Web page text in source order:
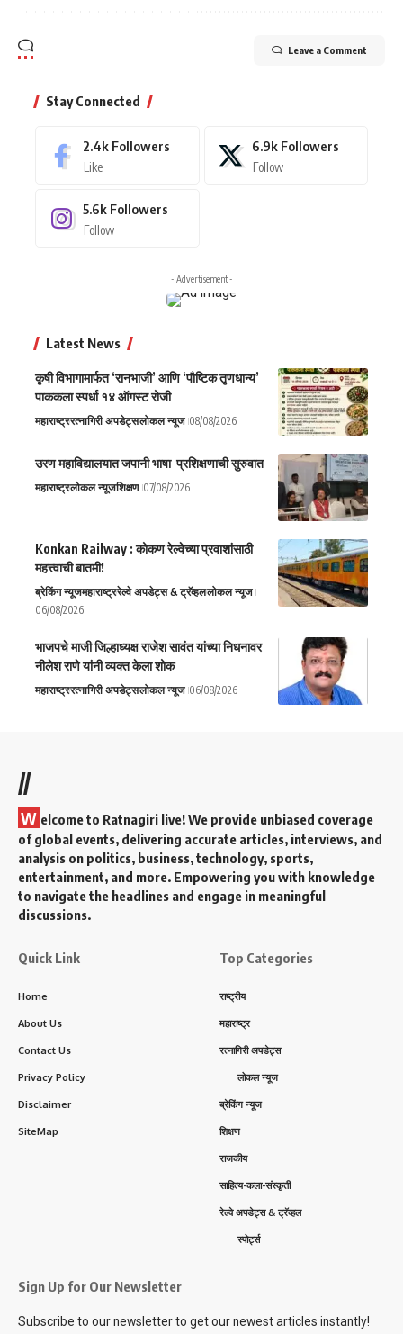
Leave a Comment
Stay Connected
2.4k Followers
Like
6.9k Followers
Follow
5.6k Followers
Follow
- Advertisement -
Latest News
कृषी विभागामार्फत ‘रानभाजी’ आणि ‘पौष्टिक तृणधान्य’
पाककला स्पर्धा १४ ऑगस्ट रोजी
महाराष्ट्ररत्नागिरी अपडेट्सलोकल न्यूज 08/08/2026
उरण महाविद्यालयात जपानी भाषा प्रशिक्षणाची सुरुवात
महाराष्ट्रलोकल न्यूजशिक्षण 07/08/2026
Konkan Railway : कोकण रेल्वेच्या प्रवाशांसाठी
महत्त्वाची बातमी!
ब्रेकिंग न्यूजमहाराष्ट्ररेल्वे अपडेट्स & ट्रॅव्हललोकल न्यूज
06/08/2026
भाजपचे माजी जिल्हाध्यक्ष राजेश सावंत यांच्या निधनावर
नीलेश राणे यांनी व्यक्त केला शोक
महाराष्ट्ररत्नागिरी अपडेट्सलोकल न्यूज 06/08/2026
//
W elcome to Ratnagiri live! We provide unbiased coverage
of global events, delivering accurate articles, interviews, and
analysis on politics, business, technology, sports,
entertainment, and more. Empowering you with knowledge
to navigate the headlines and engage in meaningful
discussions.
Quick Link
Home
About Us
Contact Us
Privacy Policy
Disclaimer
SiteMap
Top Categories
राष्ट्रीय
महाराष्ट्र
रत्नागिरी अपडेट्स
लोकल न्यूज
ब्रेकिंग न्यूज
शिक्षण
राजकीय
साहित्य-कला-संस्कृती
रेल्वे अपडेट्स & ट्रॅव्हल
स्पोर्ट्स
Sign Up for Our Newsletter
Subscribe to our newsletter to get our newest articles instantly!